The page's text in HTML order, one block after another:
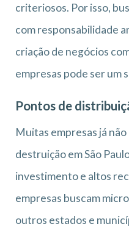
criteriosos. Por isso,
com responsabilidade
criação de negócios
empresas pode ser um
Pontos de
Muitas empresas já
destruição em São
investimento e altos
empresas buscam
outros estados e